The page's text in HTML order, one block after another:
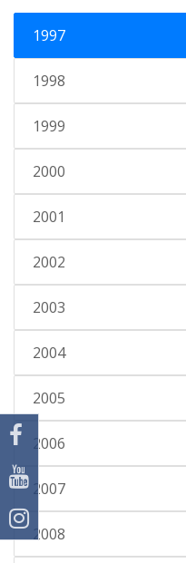
1997
1998
1999
2000
2001
2002
2003
2004
2005
2006
2007
2008